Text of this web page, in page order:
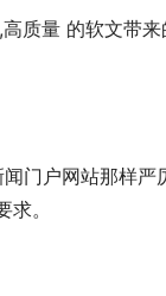
质量 的软文带
。